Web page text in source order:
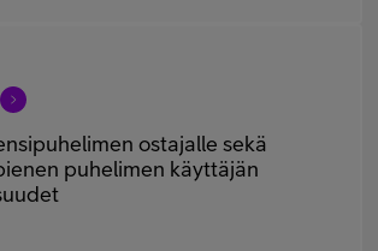
ostajalle sekä
puhelimen käyttäjän